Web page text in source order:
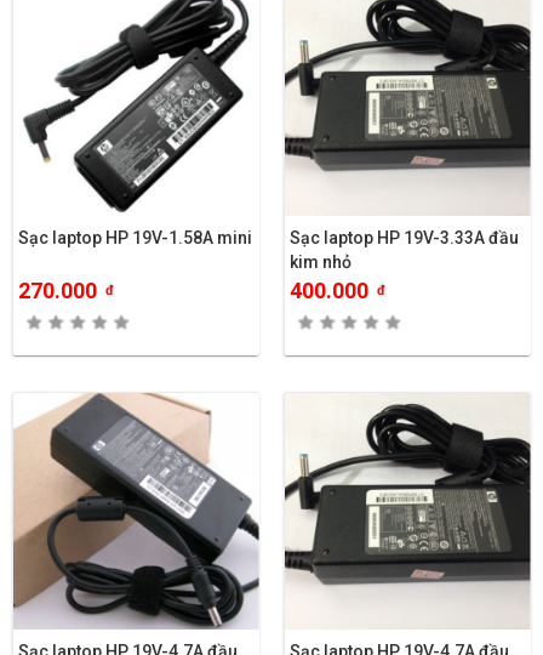
Sạc laptop HP 19V-1.58A mini
270.000 đ
Sạc laptop HP 19V-3.33A đầu
kim nhỏ
400.000 đ